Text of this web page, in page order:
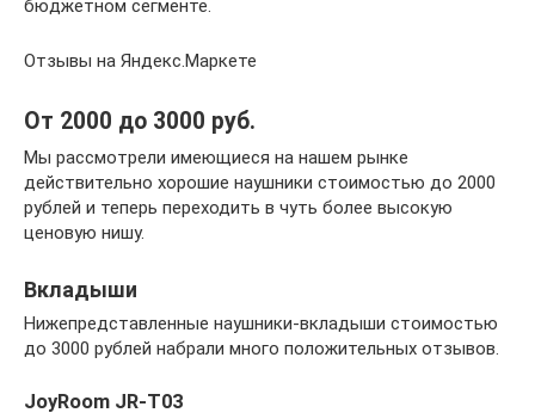
бюджетном сегменте.
Отзывы на Яндекс.Маркете
От 2000 до 3000 руб.
Мы рассмотрели имеющиеся на нашем рынке
действительно хорошие наушники стоимостью до 2000
рублей и теперь переходить в чуть более высокую
ценовую нишу.
Вкладыши
Нижепредставленные наушники-вкладыши стоимостью
до 3000 рублей набрали много положительных отзывов.
JoyRoom JR-T03